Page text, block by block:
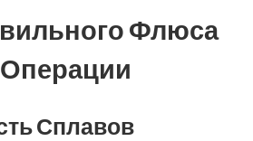
Флюса
Сплавов